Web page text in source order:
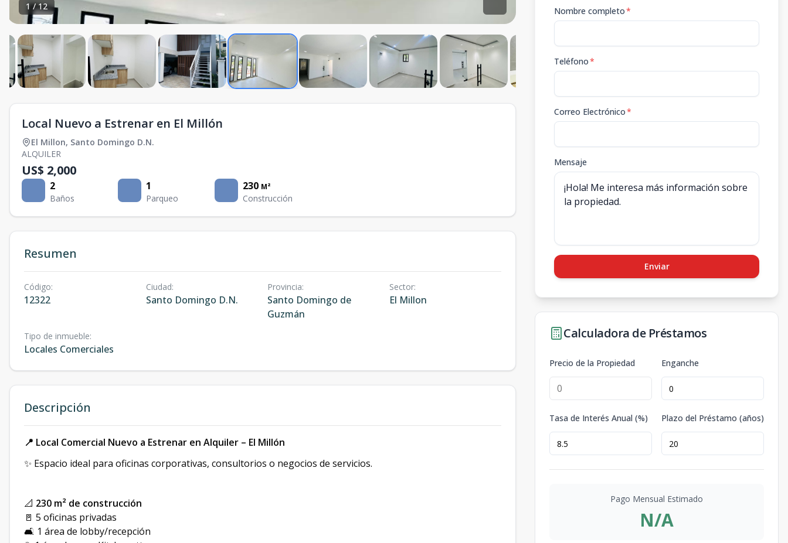
1/12
Local Nuevo a Estrenar en El Millón
El Millon, Santo Domingo D.N.
ALQUILER
US$ 2,000
2
Baños
1
Parqueo
230 M²
Construcción
Resumen
Código:
12322
Ciudad:
Santo Domingo D.N.
Provincia:
Santo Domingo de
Guzmán
Sector:
El Millon
Tipo de inmueble:
Locales Comerciales
Descripción
📍 Local Comercial Nuevo a Estrenar en Alquiler – El Millón
✨ Espacio ideal para oficinas corporativas, consultorios o negocios de servicios.
📐 230 m² de construcción
🚪 5 oficinas privadas
🛋️ 1 área de lobby/recepción
Nombre completo*
Teléfono*
Correo Electrónico*
Mensaje
Enviar
Calculadora de Préstamos
Precio de la Propiedad Enganche
Tasa de Interés Anual (%) Plazo del Préstamo (años)
Pago Mensual Estimado
N/A